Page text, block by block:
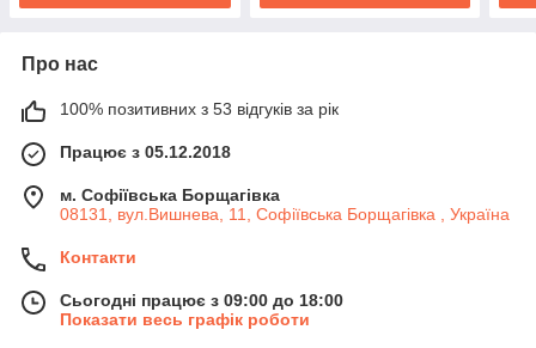
Про нас
100% позитивних з 53 відгуків за рік
Працює з 05.12.2018
м. Софіївська Борщагівка
08131, вул.Вишнева, 11, Софіївська Борщагівка , Україна
Контакти
Сьогодні працює з 09:00 до 18:00
Показати весь графік роботи